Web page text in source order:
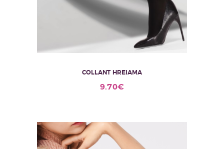
COLLANT HREIAMA
9.70€
Les
options
peuvent